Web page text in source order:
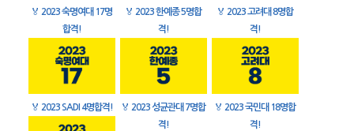
🏅 2023 숙명여대 17명
합격!
🏅 2023 한예종 5명합
격!
🏅 2023 고려대 8명합
격!
🏅 2023 SADI 4명합격! 🏅 2023 성균관대 7명합
격!
🏅 2023 국민대 18명합
격!